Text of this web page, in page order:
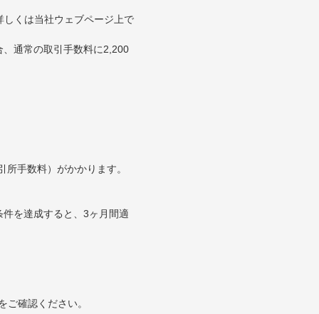
くは当社ウェブページ上で
通常の取引手数料に2,200
手数料）がかかります。
を達成すると、3ヶ月間適
確認ください。